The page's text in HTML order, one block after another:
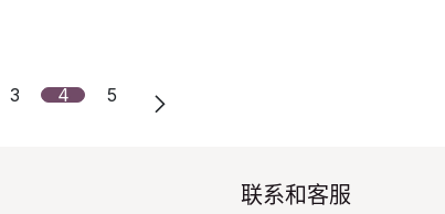
3 4 5
联系和客服​